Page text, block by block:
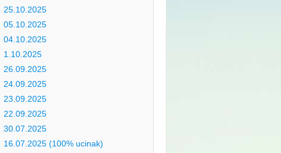
25.10.2025
05.10.2025
04.10.2025
1.10.2025
26.09.2025
24.09.2025
23.09.2025
22.09.2025
30.07.2025
16.07.2025 (100% ucinak)